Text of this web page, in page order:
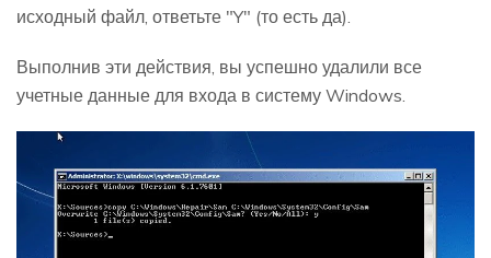
исходный файл, ответьте "Y" (то есть да).
Выполнив эти действия, вы успешно удалили все
учетные данные для входа в систему Windows.